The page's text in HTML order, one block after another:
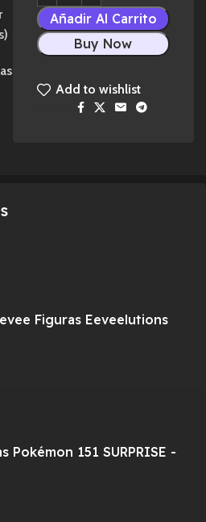
Añadir Al Carrito
Buy Now
Add to wishlist
Figuras Eeveelutions
Pokémon 151 SURPRISE -